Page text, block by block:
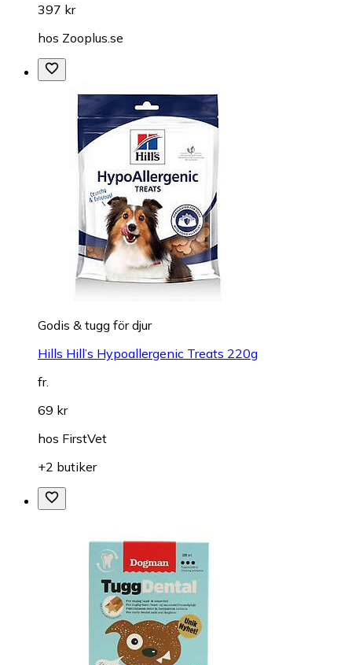
397 kr
hos Zooplus.se
Godis & tugg för djur
Hills Hill’s Hypoallergenic Treats 220g
fr.
69 kr
hos FirstVet
+2 butiker